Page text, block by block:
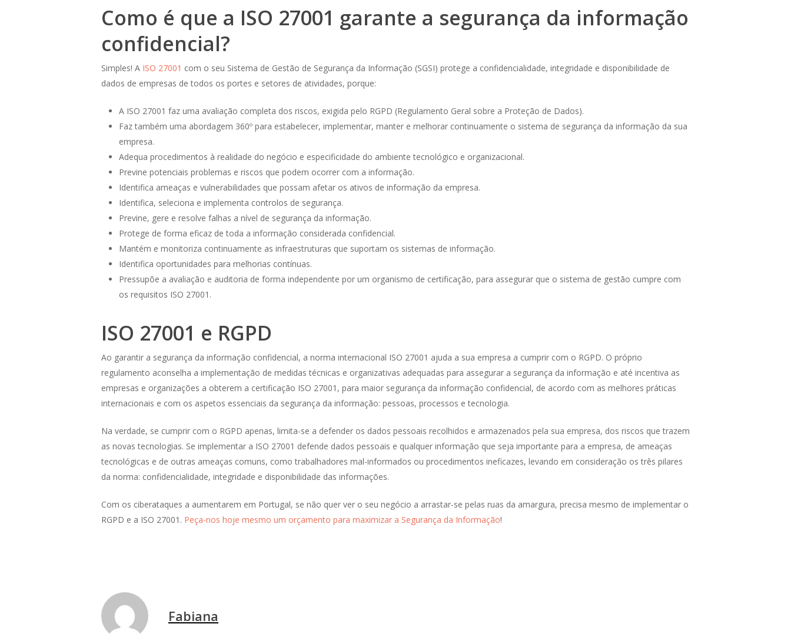
Como é que a ISO 27001 garante a segurança da informação
confidencial?
Simples! A ISO 27001 com o seu Sistema de Gestão de Segurança da Informação (SGSI) protege a confidencialidade, integridade e disponibilidade de
dados de empresas de todos os portes e setores de atividades, porque:
A ISO 27001 faz uma avaliação completa dos riscos, exigida pelo RGPD (Regulamento Geral sobre a Proteção de Dados).
Faz também uma abordagem 360º para estabelecer, implementar, manter e melhorar continuamente o sistema de segurança da informação da sua
empresa.
Adequa procedimentos à realidade do negócio e especificidade do ambiente tecnológico e organizacional.
Previne potenciais problemas e riscos que podem ocorrer com a informação.
Identifica ameaças e vulnerabilidades que possam afetar os ativos de informação da empresa.
Identifica, seleciona e implementa controlos de segurança.
Previne, gere e resolve falhas a nível de segurança da informação.
Protege de forma eficaz de toda a informação considerada confidencial.
Mantém e monitoriza continuamente as infraestruturas que suportam os sistemas de informação.
Identifica oportunidades para melhorias contínuas.
Pressupõe a avaliação e auditoria de forma independente por um organismo de certificação, para assegurar que o sistema de gestão cumpre com
os requisitos ISO 27001.
ISO 27001 e RGPD
Ao garantir a segurança da informação confidencial, a norma internacional ISO 27001 ajuda a sua empresa a cumprir com o RGPD. O próprio
regulamento aconselha a implementação de medidas técnicas e organizativas adequadas para assegurar a segurança da informação e até incentiva as
empresas e organizações a obterem a certificação ISO 27001, para maior segurança da informação confidencial, de acordo com as melhores práticas
internacionais e com os aspetos essenciais da segurança da informação: pessoas, processos e tecnologia.
Na verdade, se cumprir com o RGPD apenas, limita-se a defender os dados pessoais recolhidos e armazenados pela sua empresa, dos riscos que trazem
as novas tecnologias. Se implementar a ISO 27001 defende dados pessoais e qualquer informação que seja importante para a empresa, de ameaças
tecnológicas e de outras ameaças comuns, como trabalhadores mal-informados ou procedimentos ineficazes, levando em consideração os três pilares
da norma: confidencialidade, integridade e disponibilidade das informações.
Com os ciberataques a aumentarem em Portugal, se não quer ver o seu negócio a arrastar-se pelas ruas da amargura, precisa mesmo de implementar o
RGPD e a ISO 27001. Peça-nos hoje mesmo um orçamento para maximizar a Segurança da Informação!
Fabiana